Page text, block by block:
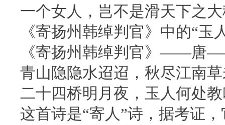
一个女人，岂不是滑天下之
《寄扬州韩绰判官》中的“玉
《寄扬州韩绰判官》——唐
青山隐隐水迢迢，秋尽江南
二十四桥明月夜，玉人何处
这首诗是“寄人”诗，据考证